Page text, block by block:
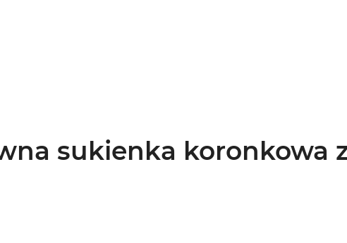
sukienka koronkowa